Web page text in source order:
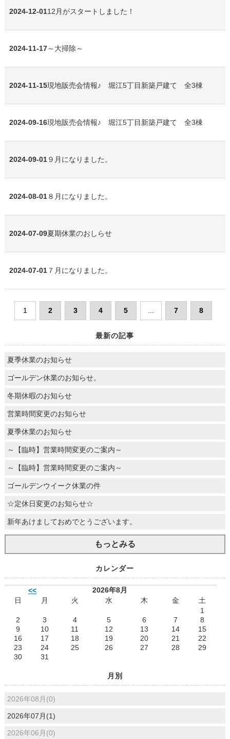
2024-12-0112月がスタートしました！
2024-11-17～大掃除～
2024-11-15現地販売会情報♪ 堀江5丁目新築戸建て 全3棟
2024-09-16現地販売会情報♪ 堀江5丁目新築戸建て 全3棟
2024-09-01９月になりました。
2024-08-01８月になりました。
2024-07-09夏期休業のおしらせ
2024-07-01７月になりました。
1 2 3 4 5 7 8
最新の記事
夏季休業のお知らせ
ゴールデン休業のお知らせ。
冬期休暇のお知らせ
営業時間変更のお知らせ
夏季休業のお知らせ
～【臨時】営業時間変更のご案内～
～【臨時】営業時間変更のご案内～
ゴールデンウイーク休業の件
☆定休日変更のお知らせ☆
新年あけましておめでとうございます。
もっとみる
カレンダー
<<
2026年8月
日
月 火 水 木 金
土
1
2
3 4 5 6 7
8
9
10 11 12 13 14
15
16
17 18 19 20 21
22
23
24 25 26 27 28
29
30
31
月別
2026年08月(0)
2026年07月(1)
2026年06月(0)